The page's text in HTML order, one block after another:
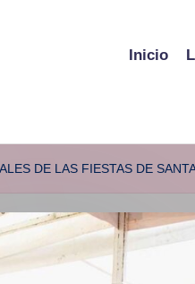
Inicio
DE LAS FIESTAS DE